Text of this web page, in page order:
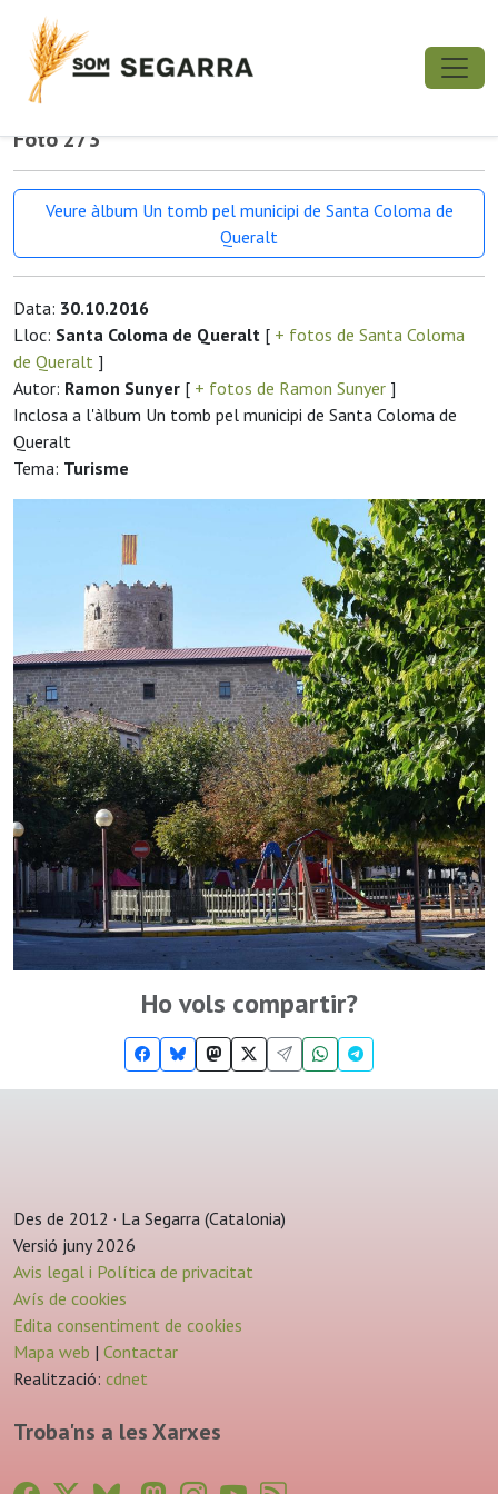
Foto 273
Veure àlbum Un tomb pel municipi de Santa Coloma de
Queralt
Data: 30.10.2016
Lloc: Santa Coloma de Queralt [ + fotos de Santa Coloma
de Queralt ]
Autor: Ramon Sunyer [ + fotos de Ramon Sunyer ]
Inclosa a l'àlbum Un tomb pel municipi de Santa Coloma de
Queralt
Tema: Turisme
Ho vols compartir?
Des de 2012 · La Segarra (Catalonia)
Versió juny 2026
Avis legal i Política de privacitat
Avís de cookies
Edita consentiment de cookies
Mapa web | Contactar
Realització: cdnet
Troba'ns a les Xarxes